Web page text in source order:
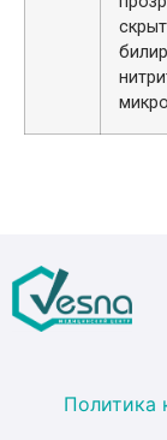
Политика